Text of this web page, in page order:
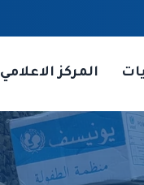
المركز الاعلامي